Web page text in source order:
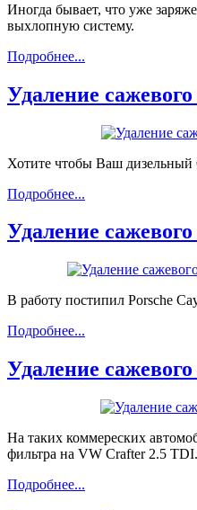
Иногда бывает, что уже
выхлопную систему.
Подробнее...
Удаление
Хотите чтобы Ваш дизельный
Подробнее...
Удаление
В работу постипил Porsche
Подробнее...
Удаление
На таких коммереских
фильтра на VW Crafter 2.5
Подробнее...